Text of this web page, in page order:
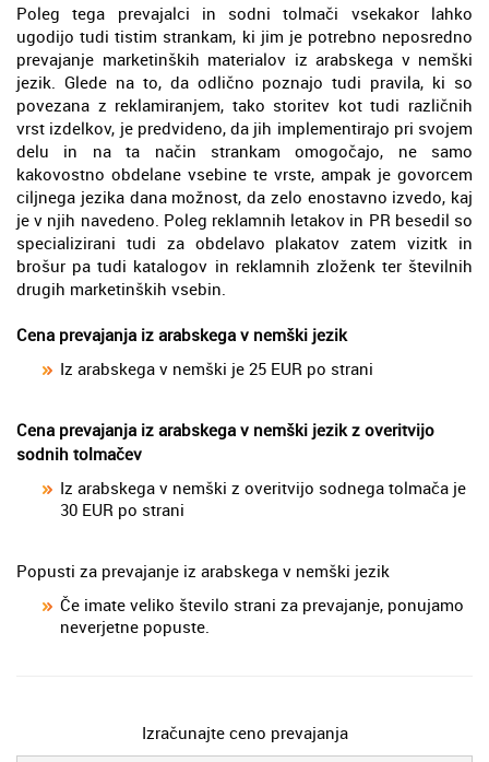
Poleg tega prevajalci in sodni tolmači vsekakor lahko
ugodijo tudi tistim strankam, ki jim je potrebno neposredno
prevajanje marketinških materialov iz arabskega v nemški
jezik. Glede na to, da odlično poznajo tudi pravila, ki so
povezana z reklamiranjem, tako storitev kot tudi različnih
vrst izdelkov, je predvideno, da jih implementirajo pri svojem
delu in na ta način strankam omogočajo, ne samo
kakovostno obdelane vsebine te vrste, ampak je govorcem
ciljnega jezika dana možnost, da zelo enostavno izvedo, kaj
je v njih navedeno. Poleg reklamnih letakov in PR besedil so
specializirani tudi za obdelavo plakatov zatem vizitk in
brošur pa tudi katalogov in reklamnih zloženk ter številnih
drugih marketinških vsebin.
Cena prevajanja iz arabskega v nemški jezik
Iz arabskega v nemški je 25 EUR po strani
Cena prevajanja iz arabskega v nemški jezik z overitvijo
sodnih tolmačev
Iz arabskega v nemški z overitvijo sodnega tolmača je
30 EUR po strani
Popusti za prevajanje iz arabskega v nemški jezik
Če imate veliko število strani za prevajanje, ponujamo
neverjetne popuste.
Izračunajte ceno prevajanja